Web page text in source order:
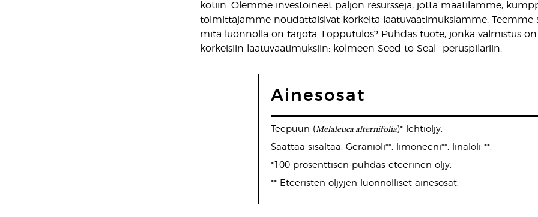
kotiin. Olemme investoineet paljon resursseja, jotta maatilamme,
toimittajamme noudattaisivat korkeita laatuvaatimuksiamme. Teemme
mitä luonnolla on tarjota. Lopputulos? Puhdas tuote, jonka valmistus
korkeisiin laatuvaatimuksiin: kolmeen Seed to Seal -peruspilariin.
Ainesosat
Teepuun (Melaleuca alternifolia)* lehtiöljy.
Saattaa sisältää: Geranioli**, limoneeni**, linaloli **.
*100-prosenttisen puhdas eteerinen öljy.
** Eteeristen öljyjen luonnolliset ainesosat.